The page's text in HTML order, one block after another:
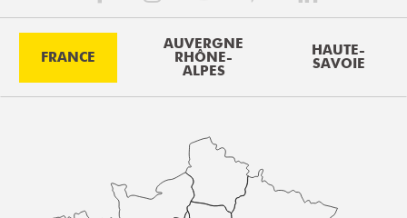
FRANCE
AUVERGNE
RHÔNE-
ALPES
HAUTE-
SAVOIE